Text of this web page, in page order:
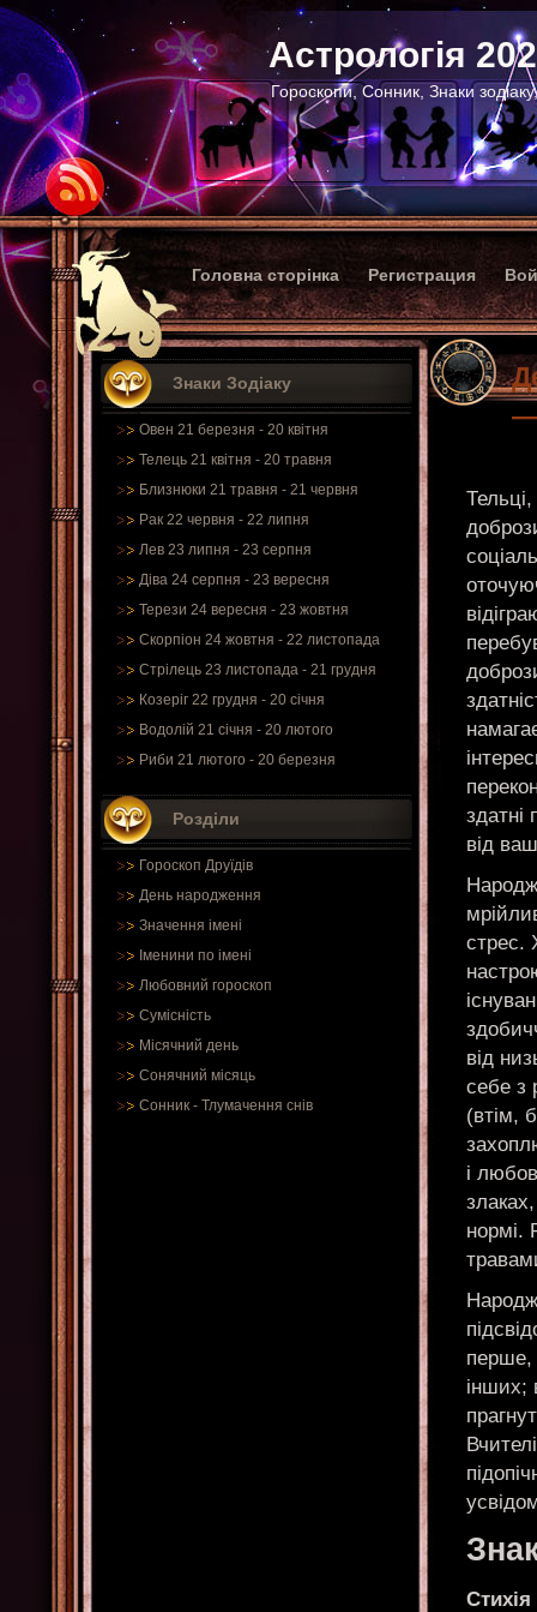
Астрологія
Гороскопи, Сонник, Знаки
Головна сторінка Регистрация
Знаки Зодіаку
Овен 21 березня - 20 квітня
Телець 21 квітня - 20 травня
Близнюки 21 травня - 21 червня
Рак 22 червня - 22 липня
Лев 23 липня - 23 серпня
Діва 24 серпня - 23 вересня
Терези 24 вересня - 23 жовтня
Скорпіон 24 жовтня - 22 листопада
Стрілець 23 листопада - 21 грудня
Козеріг 22 грудня - 20 січня
Водолій 21 січня - 20 лютого
Риби 21 лютого - 20 березня
Розділи
Гороскоп Друїдів
День народження
Значення імені
Іменини по імені
Любовний гороскоп
Сумісність
Місячний день
Сонячний місяць
Сонник - Тлумачення снів
—
здатні
від
стрес.
від
себе з
(втім,
і
нормі.
перше,
інших;